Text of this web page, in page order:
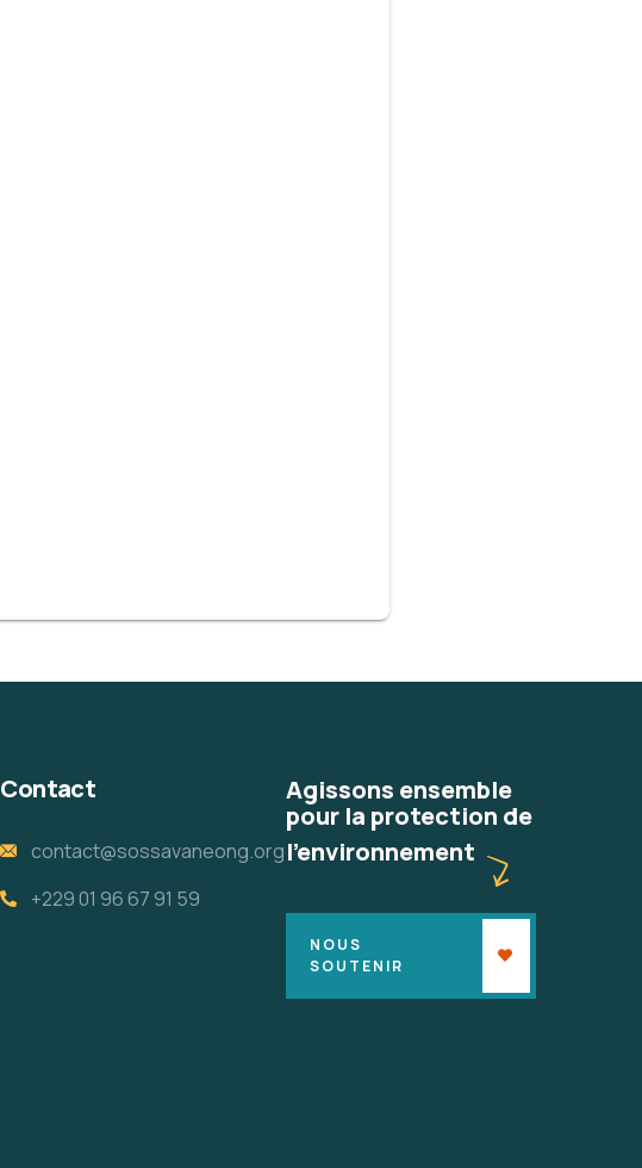
Contact
contact@sossavaneong.org
+229 01 96 67 91 59
Agissons ensemble
pour la protection de
l'environnement
NOUS
SOUTENIR